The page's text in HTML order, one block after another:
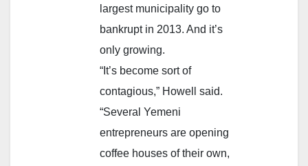
largest municipality go to
bankrupt in 2013. And it’s
only growing.
“It’s become sort of
contagious,” Howell said.
“Several Yemeni
entrepreneurs are opening
coffee houses of their own,